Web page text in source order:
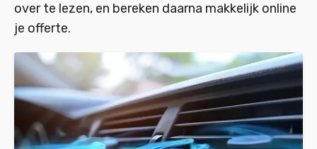
over te lezen, en bereken daarna makkelijk online
je offerte.